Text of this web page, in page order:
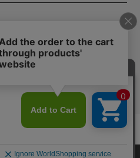
トサイト
ALL Rights Reserved.